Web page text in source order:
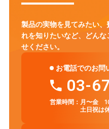
製品の実物を見てみたい
れを知りたいなど、
どんな
せください。
お電話でのお問
03-
営業時間： 月〜金
土日祝は